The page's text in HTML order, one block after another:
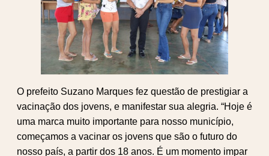
O prefeito Suzano Marques fez questão de prestigiar a
vacinação dos jovens, e manifestar sua alegria. “Hoje é
uma marca muito importante para nosso município,
começamos a vacinar os jovens que são o futuro do
nosso país, a partir dos 18 anos. É um momento impar